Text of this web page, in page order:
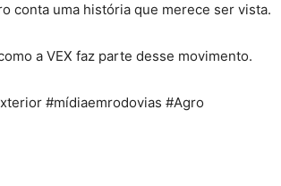
conta uma história que merece ser vista.
a VEX faz parte desse movimento.
#mídiaemrodovias #Agro